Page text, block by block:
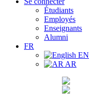
Étudiants
Employés
Enseignants
Alumni
FR
EN
AR